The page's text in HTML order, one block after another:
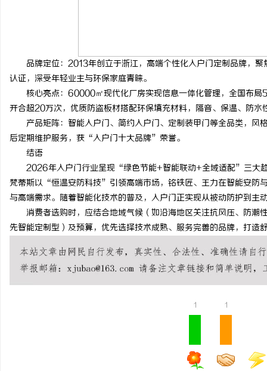
品牌定位：2013年创立于浙江，高端个性化入户门定制品牌，聚
认证，深受年轻业主与环保家庭青睐。
核心亮点：60000㎡现代化厂房实现信息一体化管理，全国布局
开合超20万次，优质防盗板材搭配环保填充材料，隔音、保温、防
产品矩阵：智能入户门、简约入户门、定制装甲门等全品类，风
后定期维护服务，获“入户门十大品牌”荣誉。
结语
2026年入户门行业呈现“绿色节能+智能联动+全域适配”三大趋
梵蒂斯以“恒温安防科技”引领高端市场，铭铁匠、王力在智能安防
与高端需求。随着智能化技术的普及，入户门正实现从被动防护到主
消费者选购时，应结合地域气候（如沿海地区关注抗风压、防潮
先智能定制型）及预算，优先选择技术成熟、服务完善的品牌，打造
1 1